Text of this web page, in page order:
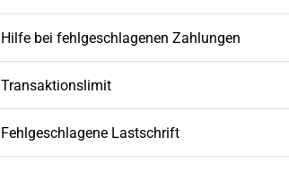
Hilfe bei fehlgeschlagenen Zahlungen
Transaktionslimit
Fehlgeschlagene Lastschrift